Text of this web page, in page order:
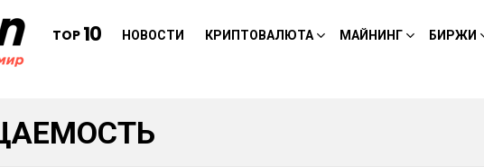
TOP 10 НОВОСТИ КРИПТОВАЛЮТА МАЙНИНГ БИРЖИ